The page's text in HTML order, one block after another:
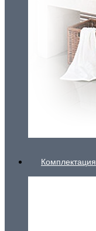
Комплектация